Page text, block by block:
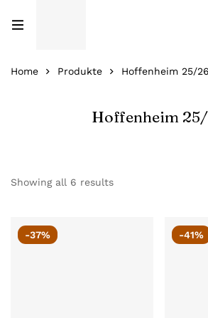
Home Produkte Hoffenheim 25/26
Hoffenheim
Showing all 6 results
-37% -41%